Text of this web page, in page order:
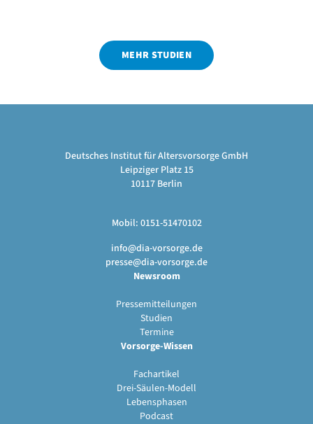
MEHR STUDIEN
Deutsches Institut für Altersvorsorge GmbH
Leipziger Platz 15
10117 Berlin
Mobil: 0151-51470102
info@dia-vorsorge.de
presse@dia-vorsorge.de
Newsroom
Pressemitteilungen
Studien
Termine
Vorsorge-Wissen
Fachartikel
Drei-Säulen-Modell
Lebensphasen
Podcast